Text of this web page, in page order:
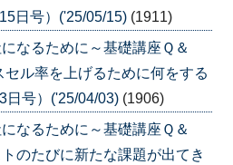
日号）('25/05/15) (1911)
なるために～基礎講座Ｑ＆
ル率を上げるために何をする
日号）('25/04/03) (1906)
なるために～基礎講座Ｑ＆
たびに新たな課題が出てき